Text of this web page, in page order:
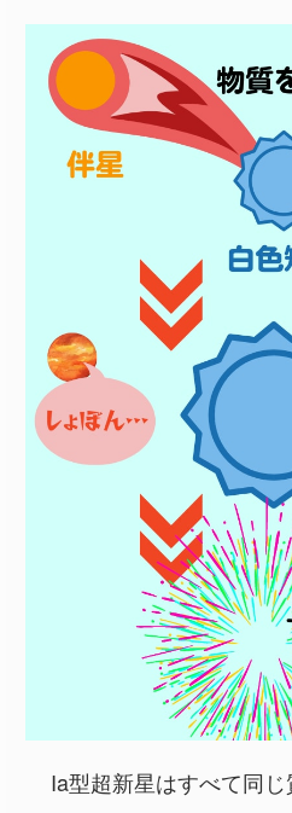
Ia型超新星はすべて同